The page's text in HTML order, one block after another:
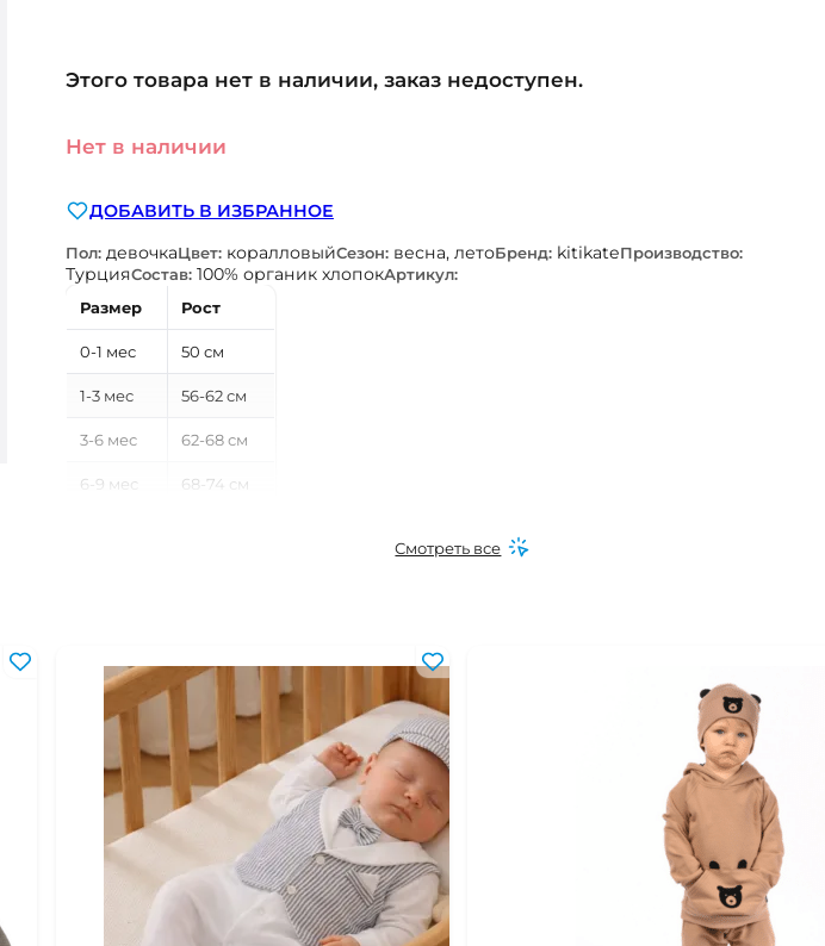
Этого товара нет в наличии, заказ недоступен.
Нет в наличии
ДОБАВИТЬ В ИЗБРАННОЕ
Пол: девочкаЦвет: коралловыйСезон: весна, летоБренд: kitikateПроизводство:
ТурцияСостав: 100% органик хлопокАртикул:
Размер
Рост
0-1 мес 50 см
1-3 мес 56-62 см
3-6 мес 62-68 см
6-9 мес 68-74 см
3-4 года
104-110 см
5-6 лет 110-116 см
Смотреть все